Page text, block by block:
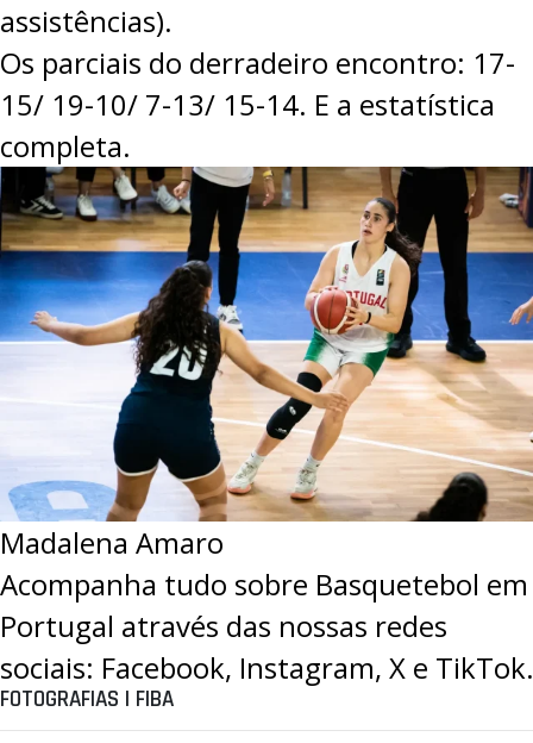
assistências).
Os parciais do derradeiro encontro: 17-
15/ 19-10/ 7-13/ 15-14. E a estatística
completa.
Madalena Amaro
Acompanha tudo sobre Basquetebol em
Portugal através das nossas redes
sociais: Facebook, Instagram, X e TikTok.
FOTOGRAFIAS | FIBA